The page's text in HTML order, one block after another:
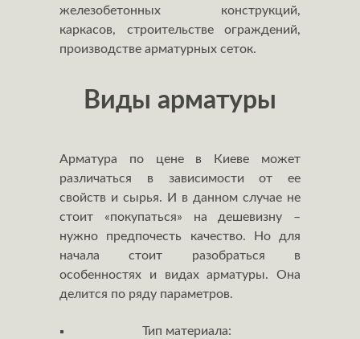
железобетонных конструкций,
каркасов, строительстве ограждений,
производстве арматурных сеток.
Виды арматуры
Арматура по цене в Киеве может
различаться в зависимости от ее
свойств и сырья. И в данном случае не
стоит «покупаться» на дешевизну –
нужно предпочесть качество. Но для
начала стоит разобраться в
особенностях и видах арматуры. Она
делится по ряду параметров.
Тип материала: